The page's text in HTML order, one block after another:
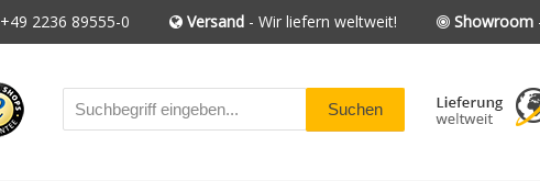
+49 2236 89555-0 Versand - Wir liefern weltweit! Showroom